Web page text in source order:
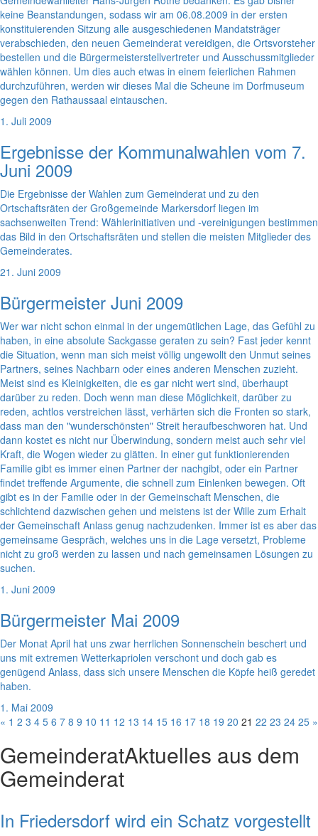
keine Beanstandungen, sodass wir am 06.08.2009 in der ersten
konstituierenden Sitzung alle ausgeschiedenen Mandatsträger
verabschieden, den neuen Gemeinderat vereidigen, die Ortsvorsteher
bestellen und die Bürgermeisterstellvertreter und Ausschussmitglieder
wählen können. Um dies auch etwas in einem feierlichen Rahmen
durchzuführen, werden wir dieses Mal die Scheune im Dorfmuseum
gegen den Rathaussaal eintauschen.
1. Juli 2009
Ergebnisse der Kommunalwahlen vom 7.
Juni 2009
Die Ergebnisse der Wahlen zum Gemeinderat und zu den
Ortschaftsräten der Großgemeinde Markersdorf liegen im
sachsenweiten Trend: Wählerinitiativen und -vereinigungen bestimmen
das Bild in den Ortschaftsräten und stellen die meisten Mitglieder des
Gemeinderates.
21. Juni 2009
Bürgermeister Juni 2009
Wer war nicht schon einmal in der ungemütlichen Lage, das Gefühl zu
haben, in eine absolute Sackgasse geraten zu sein? Fast jeder kennt
die Situation, wenn man sich meist völlig ungewollt den Unmut seines
Partners, seines Nachbarn oder eines anderen Menschen zuzieht.
Meist sind es Kleinigkeiten, die es gar nicht wert sind, überhaupt
darüber zu reden. Doch wenn man diese Möglichkeit, darüber zu
reden, achtlos verstreichen lässt, verhärten sich die Fronten so stark,
dass man den "wunderschönsten" Streit heraufbeschworen hat. Und
dann kostet es nicht nur Überwindung, sondern meist auch sehr viel
Kraft, die Wogen wieder zu glätten. In einer gut funktionierenden
Familie gibt es immer einen Partner der nachgibt, oder ein Partner
findet treffende Argumente, die schnell zum Einlenken bewegen. Oft
gibt es in der Familie oder in der Gemeinschaft Menschen, die
schlichtend dazwischen gehen und meistens ist der Wille zum Erhalt
der Gemeinschaft Anlass genug nachzudenken. Immer ist es aber das
gemeinsame Gespräch, welches uns in die Lage versetzt, Probleme
nicht zu groß werden zu lassen und nach gemeinsamen Lösungen zu
suchen.
1. Juni 2009
Bürgermeister Mai 2009
Der Monat April hat uns zwar herrlichen Sonnenschein beschert und
uns mit extremen Wetterkapriolen verschont und doch gab es
genügend Anlass, dass sich unsere Menschen die Köpfe heiß geredet
haben.
1. Mai 2009
« 1 2 3 4 5 6 7 8 9 10 11 12 13 14 15 16 17 18 19 20 21 22 23 24 25 »
GemeinderatAktuelles aus dem
Gemeinderat
In Friedersdorf wird ein Schatz vorgestellt